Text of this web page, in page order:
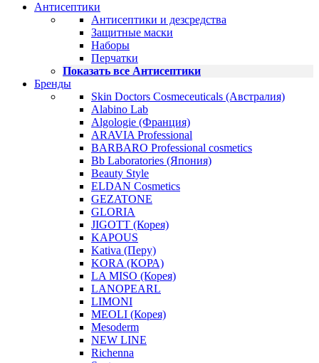
Антисептики
Антисептики и дезсредства
Защитные маски
Наборы
Перчатки
Показать все Антисептики
Бренды
Skin Doctors Cosmeceuticals (Австралия)
Alabino Lab
Algologie (Франция)
ARAVIA Professional
BARBARO Professional cosmetics
Bb Laboratories (Япония)
Beauty Style
ELDAN Cosmetics
GEZATONE
GLORIA
JIGOTT (Корея)
KAPOUS
Kativa (Перу)
KORA (КОРА)
LA MISO (Корея)
LANOPEARL
LIMONI
MEOLI (Корея)
Mesoderm
NEW LINE
Richenna